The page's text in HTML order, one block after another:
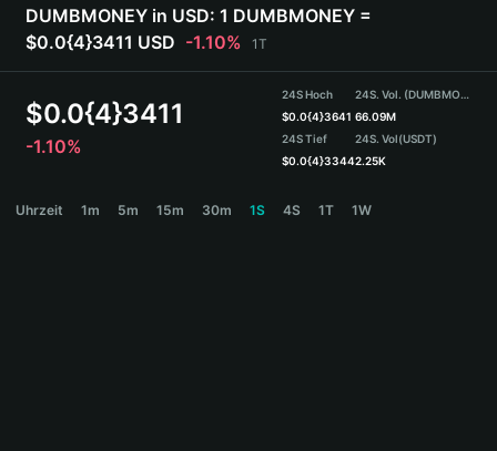
Bahasa Indonesia
ภาษาไทย
हिन्दी
Español
Português (Brasil)
DUMBMONEY in USD: 1 DUMBMONEY =
$0.0{4}3411 USD -1.10% 1T
$0.0{4}3411
-1.10%
24S Hoch
$0.0{4}3641
24S Tief
$0.0{4}3344
24S. Vol. (DUMBMONEY)
66.09M
24S. Vol(USDT)
2.25K
Uhrzeit 1m 5m 15m 30m 1S 4S 1T 1W